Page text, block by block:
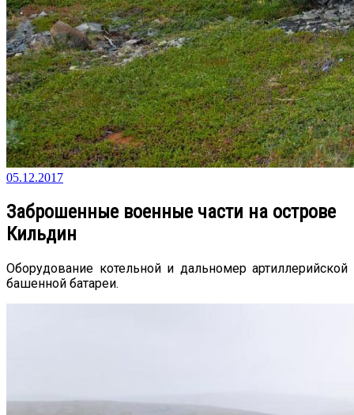
05.12.2017
Заброшенные военные части на острове
Кильдин
Оборудование котельной и дальномер артиллерийской
башенной батареи.